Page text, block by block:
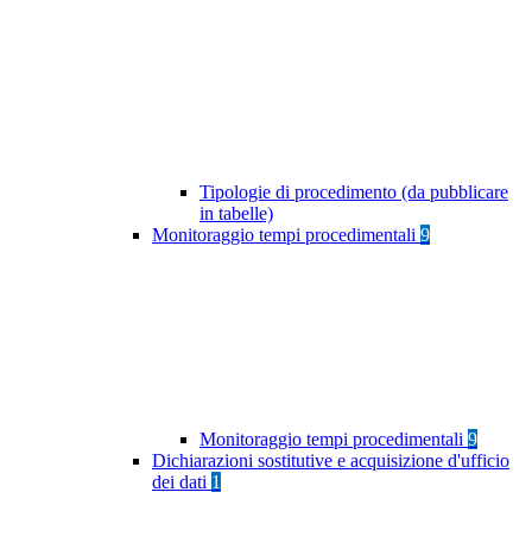
Tipologie di procedimento (da pubblicare
in tabelle)
Monitoraggio tempi procedimentali 9
Monitoraggio tempi procedimentali 9
Dichiarazioni sostitutive e acquisizione d'ufficio
dei dati 1